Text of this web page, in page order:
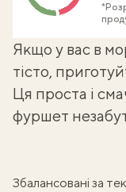
Якщо у вас в
тісто,
Ця проста і
фуршет
Збалансовані за